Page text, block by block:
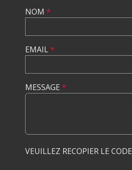
NOM *
EMAIL*
MESSAGE *
VEUILLEZ RECOPIER LE CODE